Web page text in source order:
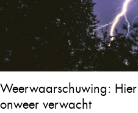
Weerwaarschuwing:
onweer verwacht